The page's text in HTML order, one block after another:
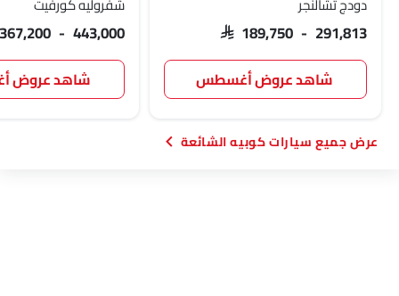
SAR 189,750 - 291,813
شاهد عروض أغسطس
367,200 - 443,000
شاهد عروض
سيارات كوبيه الشائعة